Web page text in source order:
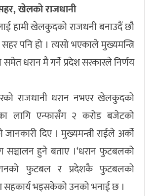
खेलकाे राजधानी
हामी खेलकुदको राजधनी बनाउदैं छौ
पनि हो । त्यसो भएकाले मुख्यमन्त्रि
समेत धरान मै गर्ने प्रदेश सरकारले निर्णय
राजधानी धरान नभएर खेलकुदको
लागि एन्फासँग २ करोड बजेटको
दिए । मुख्यमन्त्री राईले अर्को
सञ्चालन हुने बताए ।‘धरान फुटबलको
फुटबल र प्रदेशकै फुटबलको
सहकार्य भइसकेको उनको भनाई छ ।